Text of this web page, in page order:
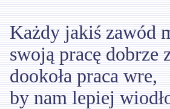
Każdy jakiś zawód
swoją pracę dobrze
dookoła praca wre,
by nam lepiej